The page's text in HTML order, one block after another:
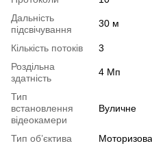
Дальність
підсвічування
30 м
Кількість потоків
3
Роздільна
здатність
4 Мп
Тип
встановлення
відеокамери
Вуличне
Тип об’єктива